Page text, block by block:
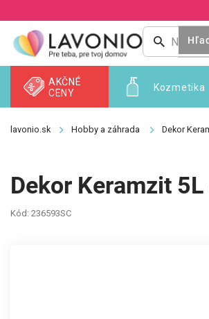
na
obsah
Kozmetika
AKČNÉ
CENY
Hobby a záhrada Dekor
Dekor Keramzit
Kód: 236593SC